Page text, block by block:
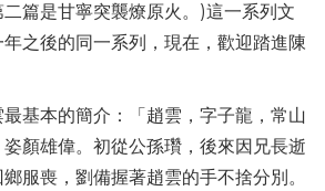
篇是甘寧突襲燎原火。)這一系列文
之後的同一系列，現在，歡迎踏進陳
基本的簡介：「趙雲，字子龍，常山
顏雄偉。初從公孫瓚，後來因兄長逝
服喪，劉備握著趙雲的手不捨分別。